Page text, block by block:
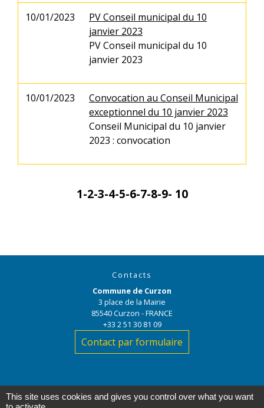
10/01/2023
PV Conseil municipal du 10
janvier 2023
PV Conseil municipal du 10
janvier 2023
10/01/2023
Convocation au Conseil Municipal
exceptionnel du 10 janvier 2023
Conseil Municipal du 10 janvier
2023 : convocation
1-2-3-4-5-6-7-8-9- 10
Contacts
Commune de Curzon
3 place de la Mairie
85540 Curzon - FRANCE
+33 2 51 30 81 09
Contact par formulaire
This site uses cookies and gives you control over what you want